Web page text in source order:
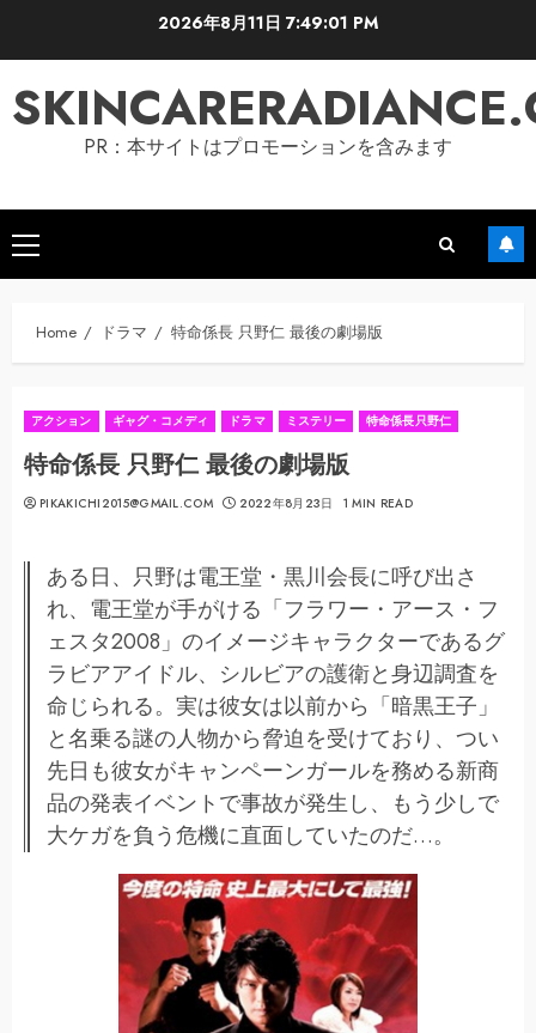
2026年8月11日 7:49:02 PM
PR：本サイトはプロモーションを含みます
Primary
Menu
Home ドラマ 特命係長 只野仁 最後の劇場版
アクション ギャグ・コメディ ドラマ ミステリー 特命係長只野仁
特命係長 只野仁 最後の劇場版
PIKAKICHI2015@GMAIL.COM 2022年8月23日 1 MIN READ
ある日、只野は電王堂・黒川会長に呼び出さ
れ、電王堂が手がける「フラワー・アース・フ
ェスタ2008」のイメージキャラクターであるグ
ラビアアイドル、シルビアの護衛と身辺調査を
命じられる。実は彼女は以前から「暗黒王子」
と名乗る謎の人物から脅迫を受けており、つい
先日も彼女がキャンペーンガールを務める新商
品の発表イベントで事故が発生し、もう少しで
大ケガを負う危機に直面していたのだ…。